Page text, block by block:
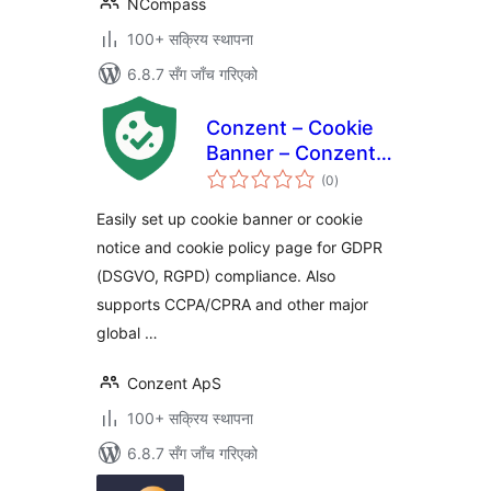
NCompass
100+ सक्रिय स्थापना
6.8.7 सँग जाँच गरिएको
Conzent – Cookie
Banner – Conzent
CMP – Google CMP
(0कुल
रेटिङ्गहरू
)
Easily set up cookie banner or cookie
notice and cookie policy page for GDPR
(DSGVO, RGPD) compliance. Also
supports CCPA/CPRA and other major
global …
Conzent ApS
100+ सक्रिय स्थापना
6.8.7 सँग जाँच गरिएको